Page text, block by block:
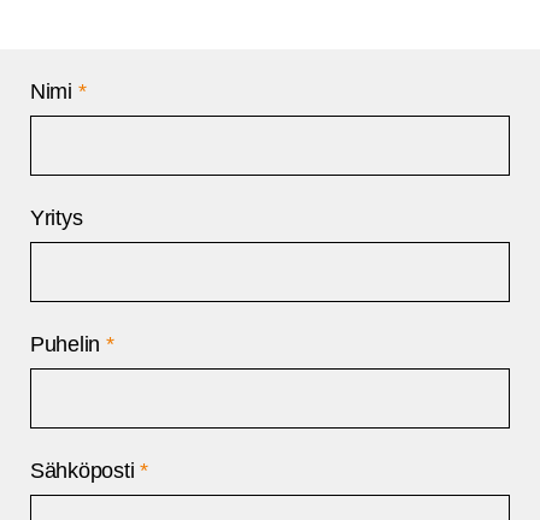
Nimi *
Yritys
Puhelin *
Sähköposti*